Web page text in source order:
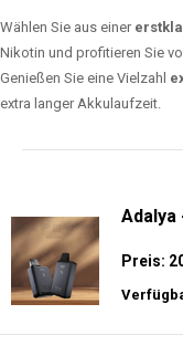
Wählen Sie aus einer
Nikotin und profitieren Sie
Genießen Sie eine Vielzahl
extra langer Akkulaufzeit.
Adalya
Preis: